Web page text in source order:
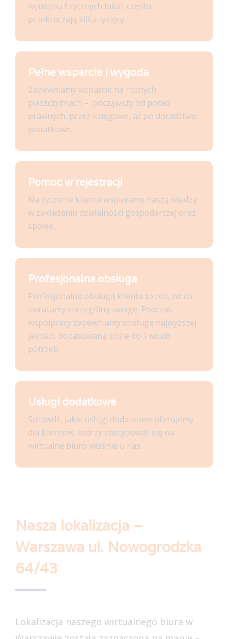
wynajmu fizycznych lokali często
przekraczają kilka tysięcy.
Pełne wsparcie i wygoda
Zapewniamy wsparcie na różnych
płaszczyznach – począwszy od porad
prawnych, przez księgowe, aż po doradztwo
podatkowe.
Pomoc w rejestracji
Na życzenie klienta wspieramy naszą wiedzą
w zakładaniu działalności gospodarczej oraz
spółek.
Profesjonalna obsługa
Profesjonalna obsługa klienta to coś, na co
zwracamy szczególną uwagę. Podczas
współpracy zapewniamy obsługę najwyższej
jakości, dopasowaną ściśle do Twoich
potrzeb.
Usługi dodatkowe
Sprawdź, jakie usługi dodatkowe oferujemy
dla klientów, którzy zdecydowali się na
wirtualne biuro właśnie u nas.
Nasza lokalizacja –
Warszawa ul. Nowogrodzka
64/43
Lokalizacja naszego wirtualnego biura w